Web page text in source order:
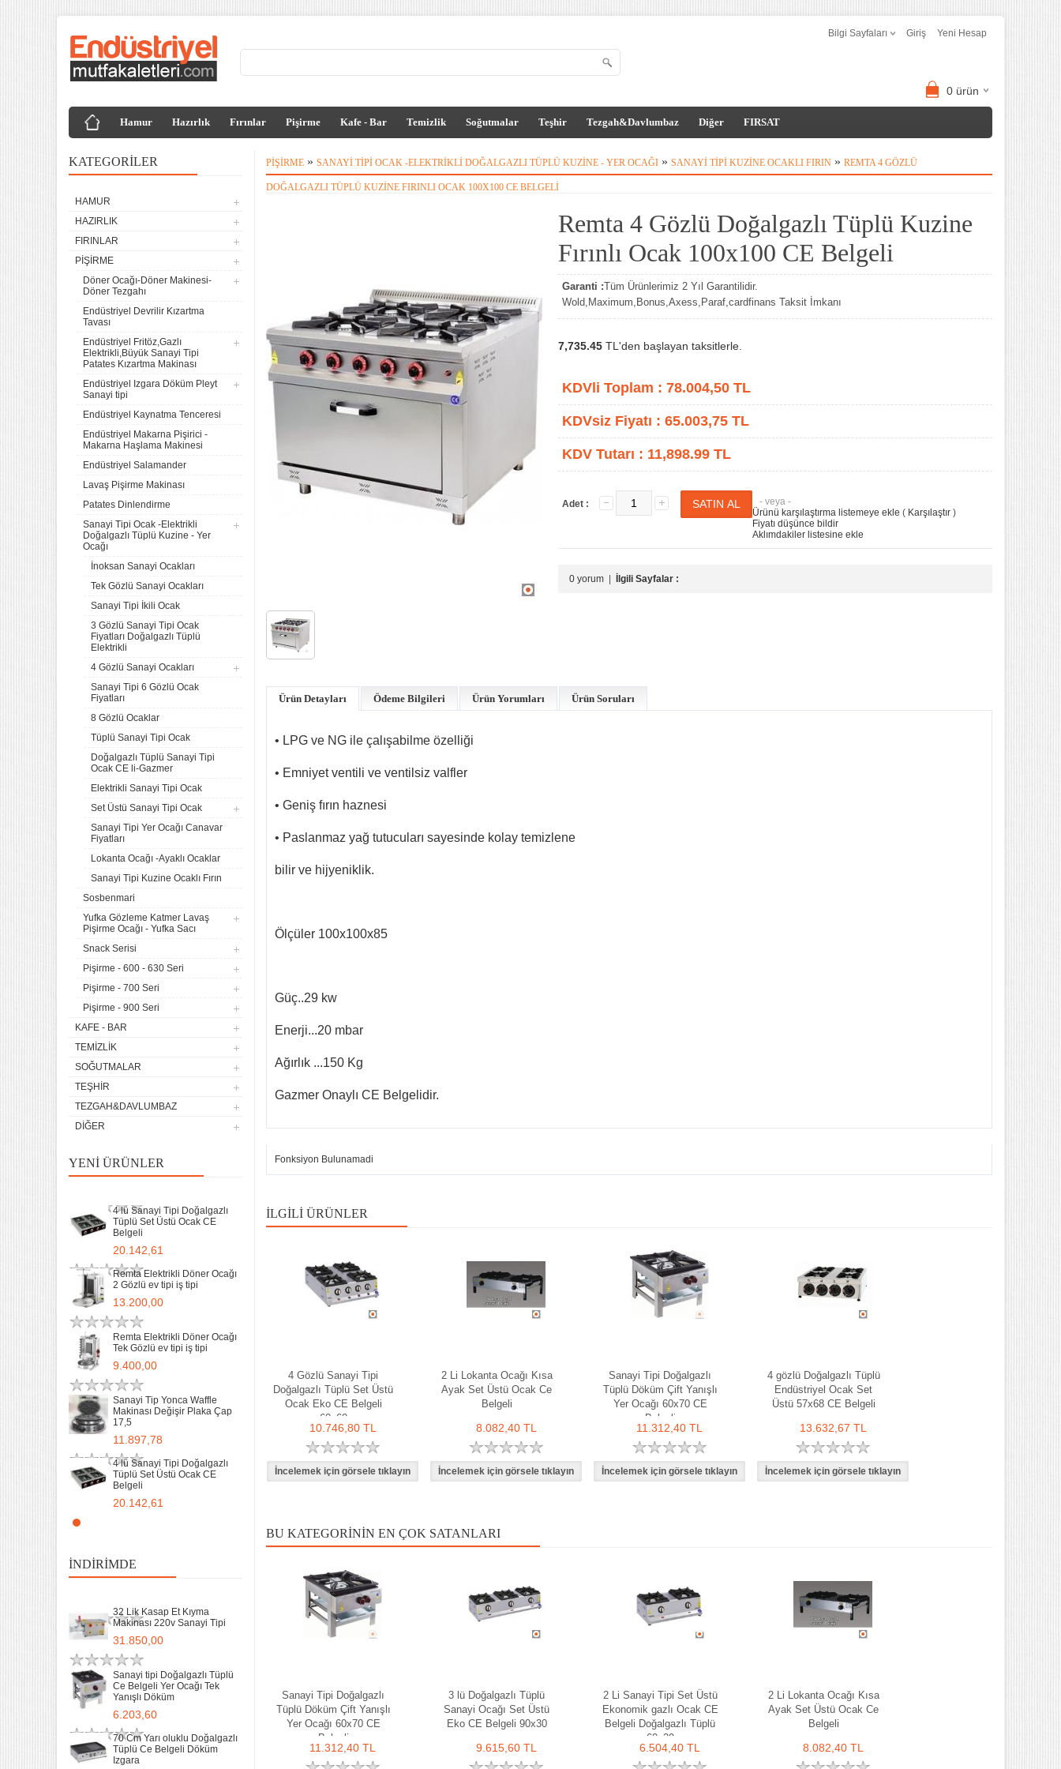
Bilgi Sayfaları Giriş Yeni Hesap
0 ürün
Hamur Hazırlık Fırınlar Pişirme Kafe - Bar Temizlik Soğutmalar Teşhir Tezgah&Davlumbaz Diğer FIRSAT
KATEGORILER
HAMUR
HAZIRLIK
FIRINLAR
PIŞIRME
Döner Ocağı-Döner Makinesi-
Döner Tezgahı
Endüstriyel Devrilir Kızartma
Tavası
Endüstriyel Fritöz,Gazlı
Elektrikli,Büyük Sanayi Tipi
Patates Kızartma Makinası
Endüstriyel Izgara Döküm Pleyt
Sanayi tipi
Endüstriyel Kaynatma Tenceresi
Endüstriyel Makarna Pişirici -
Makarna Haşlama Makinesi
Endüstriyel Salamander
Lavaş Pişirme Makinası
Patates Dinlendirme
Sanayi Tipi Ocak -Elektrikli
Doğalgazlı Tüplü Kuzine - Yer
Ocağı
İnoksan Sanayi Ocakları
Tek Gözlü Sanayi Ocakları
Sanayi Tipi İkili Ocak
3 Gözlü Sanayi Tipi Ocak
Fiyatları Doğalgazlı Tüplü
Elektrikli
4 Gözlü Sanayi Ocakları
Sanayi Tipi 6 Gözlü Ocak
Fiyatları
8 Gözlü Ocaklar
Tüplü Sanayi Tipi Ocak
Doğalgazlı Tüplü Sanayi Tipi
Ocak CE li-Gazmer
Elektrikli Sanayi Tipi Ocak
Set Üstü Sanayi Tipi Ocak
Sanayi Tipi Yer Ocağı Canavar
Fiyatları
Lokanta Ocağı -Ayaklı Ocaklar
Sanayi Tipi Kuzine Ocaklı Fırın
Sosbenmari
Yufka Gözleme Katmer Lavaş
Pişirme Ocağı - Yufka Sacı
Snack Serisi
Pişirme - 600 - 630 Seri
Pişirme - 700 Seri
Pişirme - 900 Seri
KAFE - BAR
TEMIZLIK
SOĞUTMALAR
TEŞHIR
TEZGAH&DAVLUMBAZ
DIĞER
YENI ÜRÜNLER
Tüplü Set Üstü Ocak CE
Remta Elektrikli Döner Ocağı
2 Gözlü ev tipi iş tipi
13.200,00
Remta Elektrikli Döner Ocağı
9.400,00
Makinası Değişir Plaka Çap
17,5
4 lü Sanayi Tipi Doğalgazlı
Tüplü Set Üstü Ocak CE
Belgeli
20.142,61
Remta Elektrikli Döner Ocağı
2 Gözlü ev tipi iş tipi
13.200,00
Remta Elektrikli Döner Ocağı
Tek Gözlü ev tipi iş tipi
9.400,00
Sanayi Tip Yonca Waffle
Makinası Değişir Plaka Çap
17,5
11.897,78
4 lü Sanayi Tipi Doğalgazlı
Tüplü Set Üstü Ocak CE
Belgeli
20.142,61
9.400,00
Sanayi Tip Yonca Waffle
Makinası Değişir Plaka Çap
17,5
11.897,78
İNDIRIMDE
32 Lik Kasap Et Kıyma
Makinası 220v Sanayi Tipi
31.850,00
Sanayi tipi Doğalgazlı Tüplü
Ce Belgeli Yer Ocağı Tek
Yanışlı Döküm
6.203,60
70 Cm Yarı oluklu Doğalgazlı
Tüplü Ce Belgeli Döküm
Izgara
Makinesi Yatık Kazan
Devirmeli Tekerlekli Ozay
32 Lik Kasap Et Kıyma
Makinası 220v Sanayi Tipi
31.850,00
Sanayi tipi Doğalgazlı Tüplü
Ce Belgeli Yer Ocağı Tek
Yanışlı Döküm
6.203,60
70 Cm Yarı oluklu Doğalgazlı
Tüplü Ce Belgeli Döküm
Izgara
PIŞIRME » SANAYI TIPI OCAK -ELEKTRIKLI DOĞALGAZLI TÜPLÜ KUZINE - YER OCAĞI » SANAYI TIPI KUZINE OCAKLI FIRIN » REMTA 4 GÖZLÜ
DOĞALGAZLI TÜPLÜ KUZINE FIRINLI OCAK 100X100 CE BELGELI
Remta 4 Gözlü Doğalgazlı Tüplü Kuzine
Fırınlı Ocak 100x100 CE Belgeli
Garanti :Tüm Ürünlerimiz 2 Yıl Garantilidir.
Wold,Maximum,Bonus,Axess,Paraf,cardfinans Taksit İmkanı
7,735.45 TL'den başlayan taksitlerle.
KDVli Toplam : 78.004,50 TL
KDVsiz Fiyatı : 65.003,75 TL
KDV Tutarı : 11,898.99 TL
Adet :
- veya -
Ürünü karşılaştırma listemeye ekle ( Karşılaştır )
Fiyatı düşünce bildir
Aklımdakiler listesine ekle
0 yorum İlgili Sayfalar :
Ürün Detayları Ödeme Bilgileri Ürün Yorumları Ürün Soruları
• LPG ve NG ile çalışabilme özelliği
• Emniyet ventili ve ventilsiz valfler
• Geniş fırın haznesi
• Paslanmaz yağ tutucuları sayesinde kolay temizlene
bilir ve hijyeniklik.
Ölçüler 100x100x85
Güç..29 kw
Enerji...20 mbar
Ağırlık ...150 Kg
Gazmer Onaylı CE Belgelidir.
Fonksiyon Bulunamadi
İLGILI ÜRÜNLER
4 Gözlü Sanayi Tipi
Doğalgazlı Tüplü Set Üstü
Ocak Eko CE Belgeli
60x60
10.746,80 TL
2 Li Lokanta Ocağı Kısa
Ayak Set Üstü Ocak Ce
Belgeli
8.082,40 TL
Sanayi Tipi Doğalgazlı
Tüplü Döküm Çift Yanışlı
Yer Ocağı 60x70 CE
Belgeli
11.312,40 TL
4 gözlü Doğalgazlı Tüplü
Endüstriyel Ocak Set
Üstü 57x68 CE Belgeli
13.632,67 TL
BU KATEGORININ EN ÇOK SATANLARI
Sanayi Tipi Doğalgazlı
Tüplü Döküm Çift Yanışlı
Yer Ocağı 60x70 CE
Belgeli
11.312,40 TL
3 lü Doğalgazlı Tüplü
Sanayi Ocağı Set Üstü
Eko CE Belgeli 90x30
9.615,60 TL
2 Li Sanayi Tipi Set Üstü
Ekonomik gazlı Ocak CE
Belgeli Doğalgazlı Tüplü
60x29
6.504,40 TL
2 Li Lokanta Ocağı Kısa
Ayak Set Üstü Ocak Ce
Belgeli
8.082,40 TL